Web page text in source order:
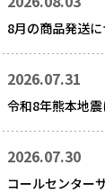
8月の商品発送
2026.07.31
令和8年熊本地
2026.07.30
コールセンター